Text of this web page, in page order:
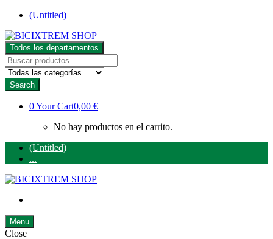
Skip
navigation
Skip
content
(Untitled)
Todos los departamentos
Search
for:
Search
0Your Cart0,00 €
No hay productos en el carrito.
(Untitled)
...
Menu
Close